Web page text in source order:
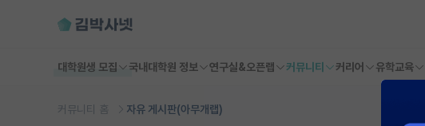
대학원생 모집 국내대학원 정보 연구실&오픈랩 커뮤니티 커리어 유학교육
커뮤니티 홈 자유 게시판(아무개랩)